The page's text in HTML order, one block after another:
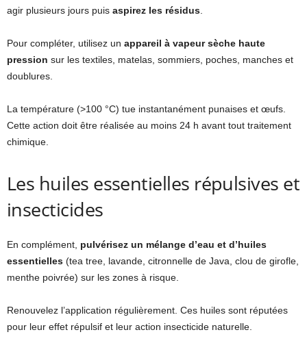
agir plusieurs jours puis aspirez les résidus
Pour compléter, utilisez un appareil à vapeur sèche haute
pression sur les textiles, matelas, sommiers, poches, manches et
doublures.
La température (>100 °C) tue instantanément punaises et œufs.
Cette action doit être réalisée au moins 24 h avant tout traitement
chimique.
Les huiles essentielles répulsives et
insecticides
En complément, pulvérisez un mélange d’eau et d’huiles
essentielles (tea tree, lavande, citronnelle de Java, clou de girofle,
menthe poivrée) sur les zones à risque.
Renouvelez l’application régulièrement. Ces huiles sont réputées
pour leur effet répulsif et leur action insecticide naturelle.